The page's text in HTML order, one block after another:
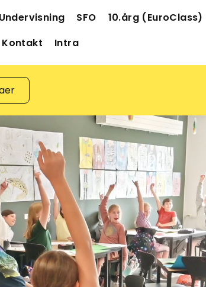
Undervisning SFO
10.årg (EuroClass)
Kontakt
Intra